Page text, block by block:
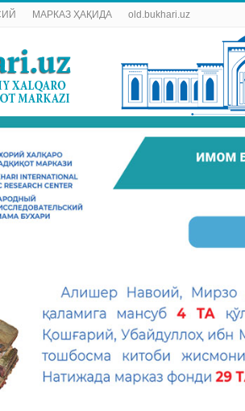
МАРКАЗ ҲАҚИДА old.bukhari.uz